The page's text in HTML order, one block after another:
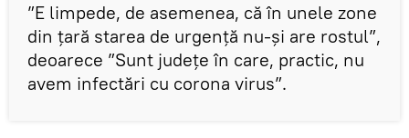
”E limpede, de asemenea, că în unele zone
din țară starea de urgență nu-și are rostul”,
deoarece ”Sunt județe în care, practic, nu
avem infectări cu corona virus”.